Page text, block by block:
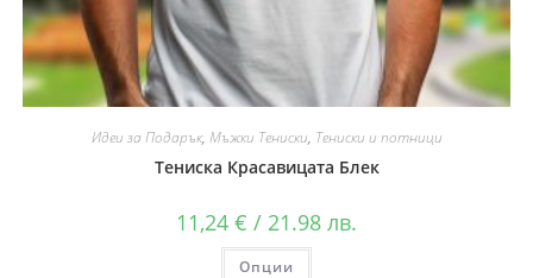
Идеи за Подарък, Мъжки Тениски, Тениски и потници
Тениска Красавицата Блек
11,24 € / 21.98 лв.
Опции